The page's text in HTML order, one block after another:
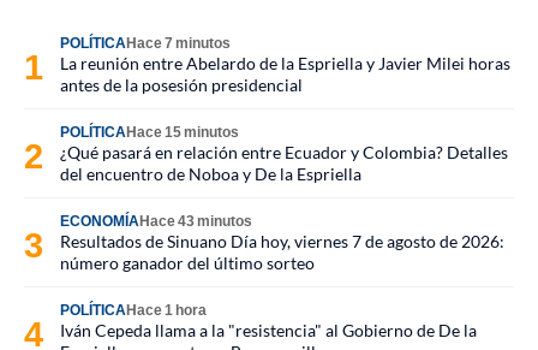
POLÍTICAHace 7 minutos
La reunión entre Abelardo de la Espriella y Javier Milei horas
antes de la posesión presidencial
POLÍTICAHace 15 minutos
¿Qué pasará en relación entre Ecuador y Colombia? Detalles
del encuentro de Noboa y De la Espriella
ECONOMÍAHace 43 minutos
Resultados de Sinuano Día hoy, viernes 7 de agosto de 2026:
número ganador del último sorteo
POLÍTICAHace 1 hora
Iván Cepeda llama a la "resistencia" al Gobierno de De la